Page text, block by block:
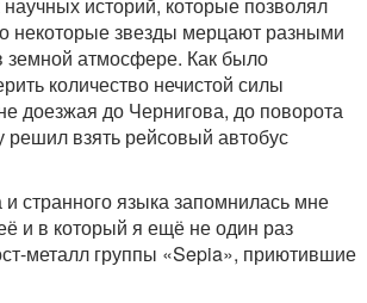
некоторые звезды мерцают разными
земной атмосфере. Как было
количество нечистой силы
доезжая до Чернигова, до поворота
решил взять рейсовый автобус
странного языка запомнилась мне
и в который я ещё не один раз
металл группы «Sepia», приютившие